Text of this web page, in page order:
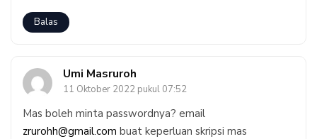
Balas
Umi Masruroh
11 Oktober 2022 pukul 07:52
Mas boleh minta passwordnya? email
zrurohh@gmail.com buat keperluan skripsi mas